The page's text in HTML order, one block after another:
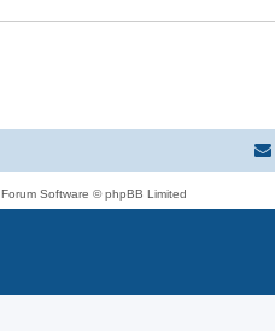
Software © phpBB Limited